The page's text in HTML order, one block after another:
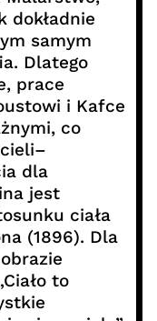
dokładnie
samym
Dlatego
prace
i Kafce
co
dla
jest
ciała
(1896). Dla
to